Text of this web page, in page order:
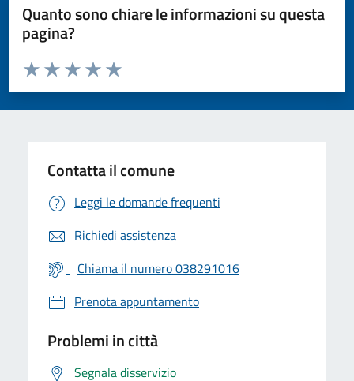
Quanto sono chiare le informazioni su questa
pagina?
Valuta da 1 a 5 stelle la pagina
Valuta 5 stelle su 5
Valuta 4 stelle su 5
Valuta 3 stelle su 5
Valuta 2 stelle su 5
Valuta 1 stelle su 5
Contatta il comune
Leggi le domande frequenti
Richiedi assistenza
Chiama il numero 038291016
Prenota appuntamento
Problemi in città
Segnala disservizio